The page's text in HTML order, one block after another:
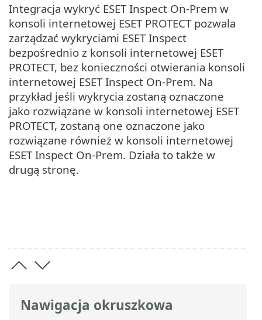
Nawigacja okruszkowa
Integracja wykryć ESET Inspect On-Prem w
konsoli internetowej ESET PROTECT pozwala
zarządzać wykryciami ESET Inspect
bezpośrednio z konsoli internetowej ESET
PROTECT, bez konieczności otwierania konsoli
internetowej ESET Inspect On-Prem. Na
przykład jeśli wykrycia zostaną oznaczone
jako rozwiązane w konsoli internetowej ESET
PROTECT, zostaną one oznaczone jako
rozwiązane również w konsoli internetowej
ESET Inspect On-Prem. Działa to także w
drugą stronę.